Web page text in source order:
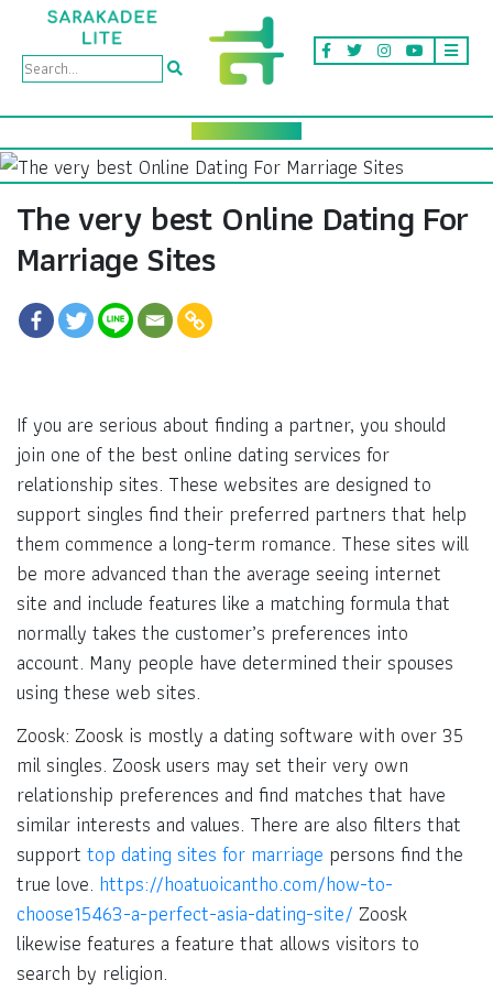
The very best Online Dating For
Marriage Sites
If you are serious about finding a partner, you should
join one of the best online dating services for
relationship sites. These websites are designed to
support singles find their preferred partners that help
them commence a long-term romance. These sites will
be more advanced than the average seeing internet
site and include features like a matching formula that
normally takes the customer’s preferences into
account. Many people have determined their spouses
using these web sites.
Zoosk: Zoosk is mostly a dating software with over 35
mil singles. Zoosk users may set their very own
relationship preferences and find matches that have
similar interests and values. There are also filters that
support top dating sites for marriage persons find the
true love. https://hoatuoicantho.com/how-to-
choose15463-a-perfect-asia-dating-site/ Zoosk
likewise features a feature that allows visitors to
search by religion.